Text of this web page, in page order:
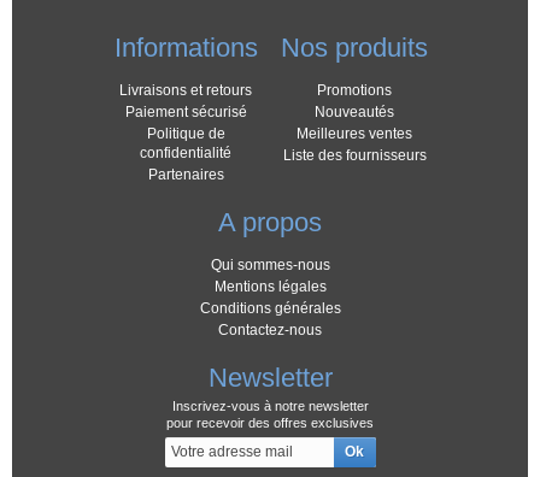
Informations
Livraisons et retours
Paiement sécurisé
Politique de
confidentialité
Partenaires
Nos produits
Promotions
Nouveautés
Meilleures ventes
Liste des fournisseurs
A propos
Qui sommes-nous
Mentions légales
Conditions générales
Contactez-nous
Newsletter
Inscrivez-vous à notre newsletter
pour recevoir des offres exclusives